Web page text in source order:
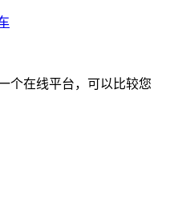
个在线平台，可以比较您